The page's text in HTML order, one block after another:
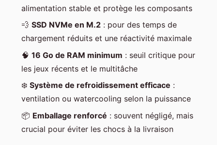
alimentation stable et protège les composants
💨 SSD NVMe en M.2 : pour des temps de
chargement réduits et une réactivité maximale
🧠 16 Go de RAM minimum : seuil critique pour
les jeux récents et le multitâche
❄️ Système de refroidissement efficace :
ventilation ou watercooling selon la puissance
📦 Emballage renforcé : souvent négligé, mais
crucial pour éviter les chocs à la livraison